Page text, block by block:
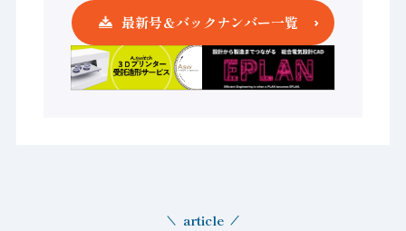
最新号＆バックナンバー一覧
article